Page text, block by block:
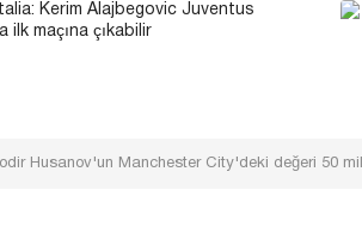
Kerim Alajbegovic Juventus
ilk maçına çıkabilir
Husanov'un Manchester City'deki değeri 50